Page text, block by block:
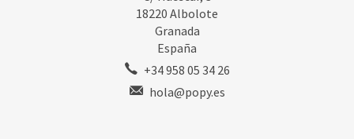
18220 Albolote
Granada
España
+34 958 05 34 26
hola@popy.es